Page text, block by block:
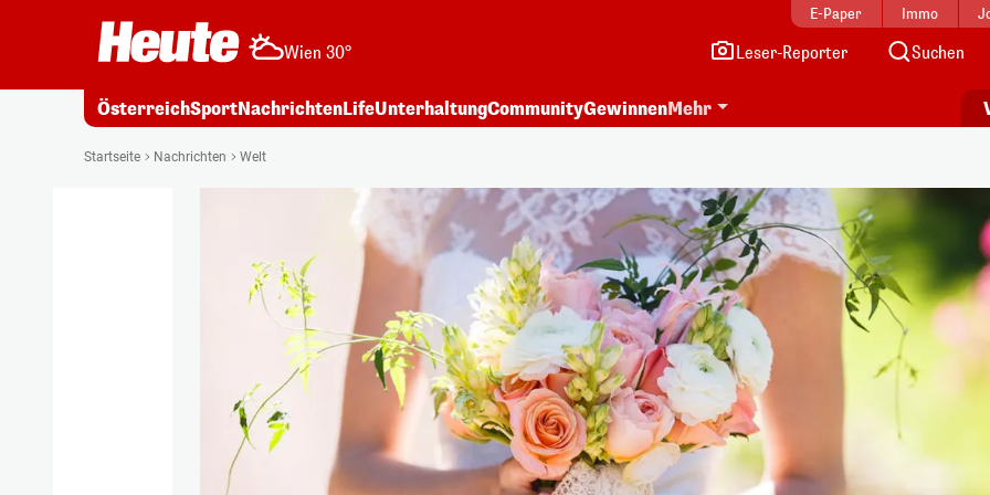
E-Paper Immo
Wien 30° Leser-Reporter Suchen
ÖsterreichSportNachrichtenLifeUnterhaltungCommunityGewinnenMehr
Startseite Nachrichten Welt